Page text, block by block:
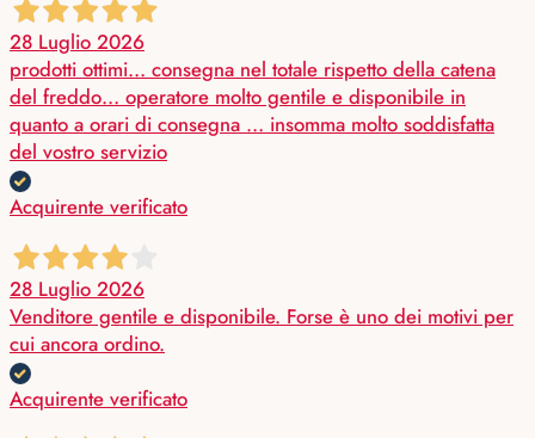
28 Luglio 2026
prodotti ottimi… consegna nel totale rispetto della catena
del freddo… operatore molto gentile e disponibile in
quanto a orari di consegna … insomma molto soddisfatta
del vostro servizio
Acquirente verificato
28 Luglio 2026
Venditore gentile e disponibile. Forse è uno dei motivi per
cui ancora ordino.
Acquirente verificato